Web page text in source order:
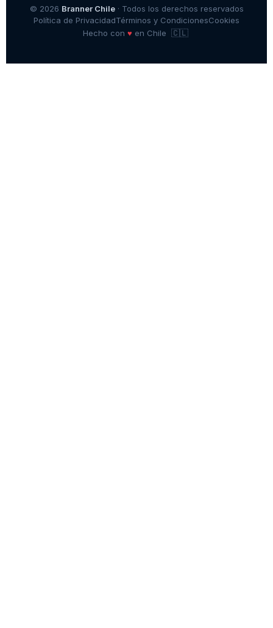
© 2026 Branner Chile· Todos los derechos reservados
Política de PrivacidadTérminos y CondicionesCookies
Hecho con ♥ en Chile 🇨🇱